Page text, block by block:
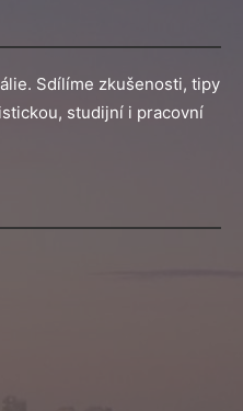
Sdílíme zkušenosti, tipy
studijní i pracovní